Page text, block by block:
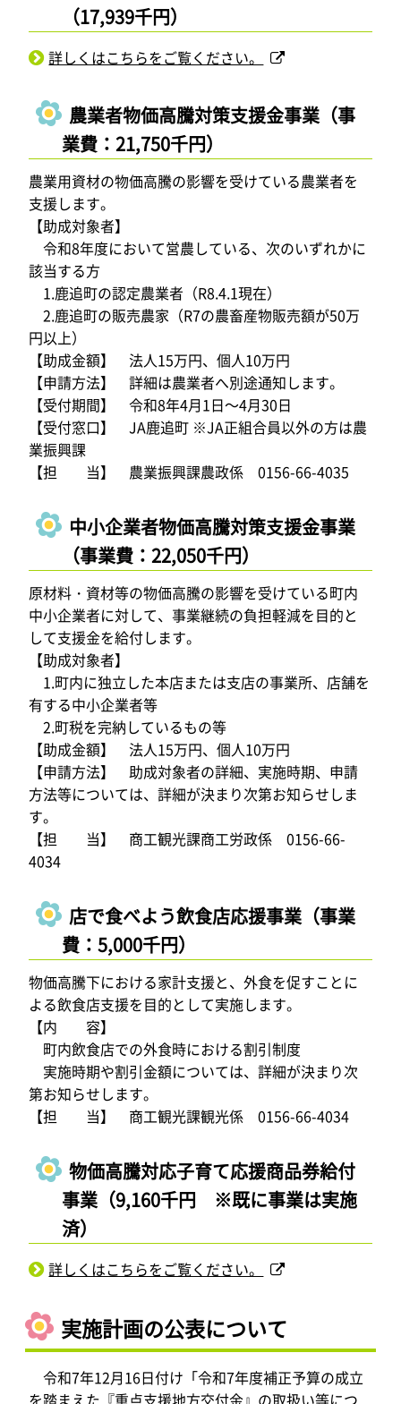
（17,939千円）
詳しくはこちらをご覧ください。
農業者物価高騰対策支援金事業（事
業費：21,750千円）
農業用資材の物価高騰の影響を受けている農業者を
支援します。
【助成対象者】
令和8年度において営農している、次のいずれかに
該当する方
1.鹿追町の認定農業者（R8.4.1現在）
2.鹿追町の販売農家（R7の農畜産物販売額が50万
円以上）
【助成金額】 法人15万円、個人10万円
【申請方法】 詳細は農業者へ別途通知します。
【受付期間】 令和8年4月1日～4月30日
【受付窓口】 JA鹿追町 ※JA正組合員以外の方は農
業振興課
【担 当】 農業振興課農政係 0156-66-4035
中小企業者物価高騰対策支援金事業
（事業費：22,050千円）
原材料・資材等の物価高騰の影響を受けている町内
中小企業者に対して、事業継続の負担軽減を目的と
して支援金を給付します。
【助成対象者】
1.町内に独立した本店または支店の事業所、店舗を
有する中小企業者等
2.町税を完納しているもの等
【助成金額】 法人15万円、個人10万円
【申請方法】 助成対象者の詳細、実施時期、申請
方法等については、詳細が決まり次第お知らせしま
す。
【担 当】 商工観光課商工労政係 0156-66-
4034
店で食べよう飲食店応援事業（事業
費：5,000千円）
物価高騰下における家計支援と、外食を促すことに
よる飲食店支援を目的として実施します。
【内 容】
町内飲食店での外食時における割引制度
実施時期や割引金額については、詳細が決まり次
第お知らせします。
【担 当】 商工観光課観光係 0156-66-4034
物価高騰対応子育て応援商品券給付
事業（9,160千円 ※既に事業は実施
済）
詳しくはこちらをご覧ください。
実施計画の公表について
令和7年12月16日付け「令和7年度補正予算の成立
を踏まえた『重点支援地方交付金』の取扱い等につ